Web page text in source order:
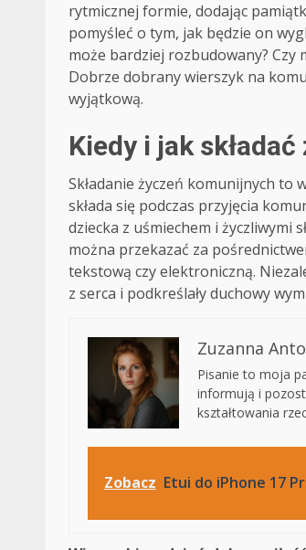
rytmicznej formie, dodając
pomyśleć o tym, jak będzie on
może bardziej rozbudowany? Czy
Dobrze dobrany wierszyk na
wyjątkową.
Kiedy i jak
Składanie życzeń komunijnych to
składa się podczas przyjęcia
dziecka z uśmiechem i życzliwymi
można przekazać za
tekstową czy elektroniczną.
z serca i podkreślały duchowy
Zuzanna
Pisanie to moja
informują i
kształtowania
Zobacz Etui do iPhone 17